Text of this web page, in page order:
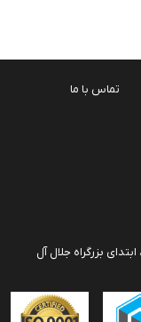
تماس با ما
بزرگراه جلال آل